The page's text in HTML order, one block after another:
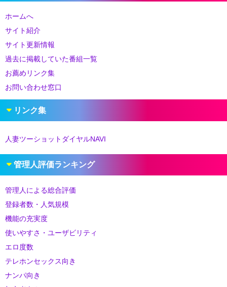
ホームへ
サイト紹介
サイト更新情報
過去に掲載していた番組一覧
お薦めリンク集
お問い合わせ窓口
リンク集
人妻ツーショットダイヤルNAVI
管理人評価ランキング
管理人による総合評価
登録者数・人気規模
機能の充実度
使いやすさ・ユーザビリティ
エロ度数
テレホンセックス向き
ナンパ向き